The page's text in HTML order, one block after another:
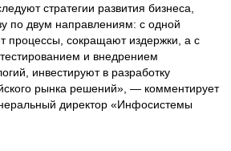
стратегии развития бизнеса,
по двум направлениям: с одной
процессы, сокращают издержки, а с
и внедрением
инвестируют в разработку
рынка решений», — комментирует
директор «Инфосистемы